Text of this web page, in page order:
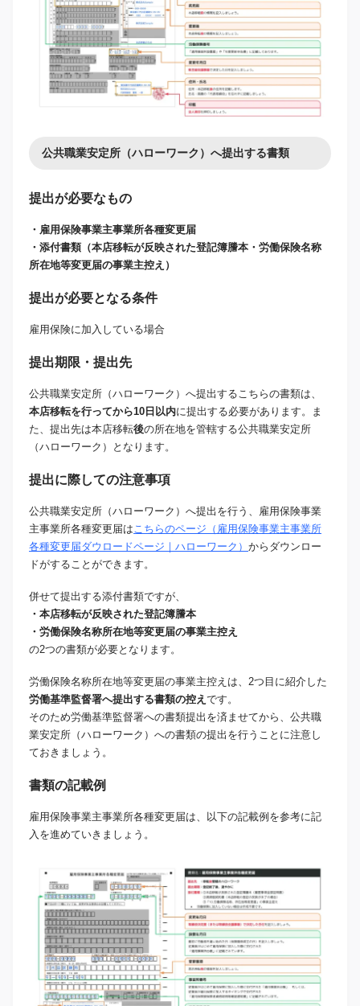
公共職業安定所（ハローワーク）へ提出する書類
提出が必要なもの
・雇用保険事業主事業所各種変更届
・添付書類（本店移転が反映された登記簿謄本・労働保険名称
所在地等変更届の事業主控え）
提出が必要となる条件
雇用保険に加入している場合
提出期限・提出先
公共職業安定所（ハローワーク）へ提出するこちらの書類は、
本店移転を行ってから10日以内に提出する必要があります。ま
た、提出先は本店移転後の所在地を管轄する公共職業安定所
（ハローワーク）となります。
提出に際しての注意事項
公共職業安定所（ハローワーク）へ提出を行う、雇用保険事業
主事業所各種変更届は こちらのページ（雇用保険事業主事業所
各種変更届ダウロードページ｜ハローワーク） からダウンロー
ドがすることができます。
併せて提出する添付書類ですが、
・本店移転が反映された登記簿謄本
・労働保険名称所在地等変更届の事業主控え
の2つの書類が必要となります。
労働保険名称所在地等変更届の事業主控えは、2つ目に紹介した
労働基準監督署へ提出する書類の控え です。
そのため労働基準監督署への書類提出を済ませてから、公共職
業安定所（ハローワーク）への書類の提出を行うことに注意し
ておきましょう。
書類の記載例
雇用保険事業主事業所各種変更届は、以下の記載例を参考に記
入を進めていきましょう。